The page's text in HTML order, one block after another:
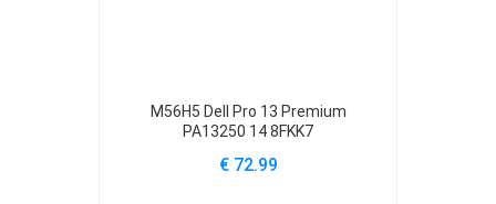
M56H5 Dell Pro 13 Premium
PA13250 14 8FKK7
€ 72.99